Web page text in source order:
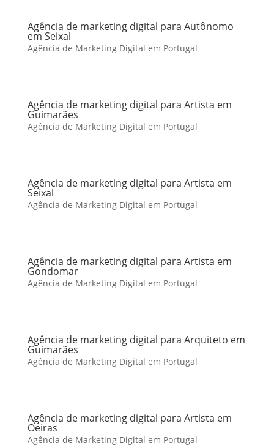
Agência de marketing digital para Autônomo
em Seixal
Agência de Marketing Digital em Portugal
Agência de marketing digital para Artista em
Guimarães
Agência de Marketing Digital em Portugal
Agência de marketing digital para Artista em
Seixal
Agência de Marketing Digital em Portugal
Agência de marketing digital para Artista em
Gondomar
Agência de Marketing Digital em Portugal
Agência de marketing digital para Arquiteto em
Guimarães
Agência de Marketing Digital em Portugal
Agência de marketing digital para Artista em
Oeiras
Agência de Marketing Digital em Portugal